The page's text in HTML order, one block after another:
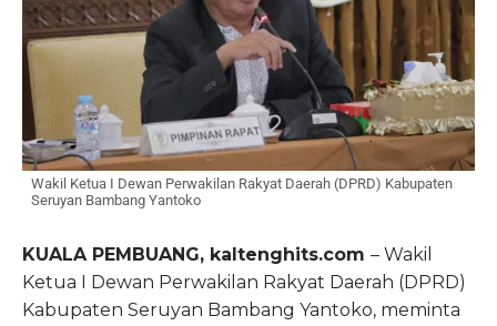
Wakil Ketua I Dewan Perwakilan Rakyat Daerah (DPRD) Kabupaten
Seruyan Bambang Yantoko
KUALA PEMBUANG, kaltenghits.com – Wakil
Ketua I Dewan Perwakilan Rakyat Daerah (DPRD)
Kabupaten Seruyan Bambang Yantoko, meminta